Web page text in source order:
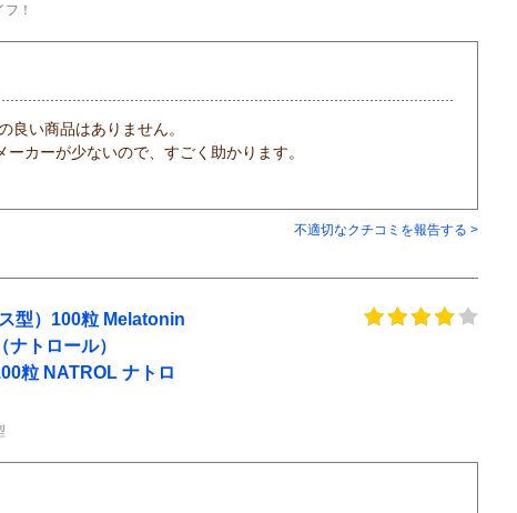
！
良い商品はありません。
カーが少ないので、すごく助かります。
不適切なクチコミを報告する >
型）100粒 Melatonin
トロール）
粒 NATROL ナトロ